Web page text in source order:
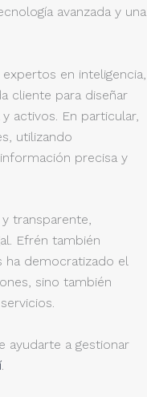
avanzada y una
en inteligencia,
cliente para diseñar
activos. En particular,
utilizando
precisa y
transparente,
Efrén también
ha democratizado el
sino también
ayudarte a gestionar
.